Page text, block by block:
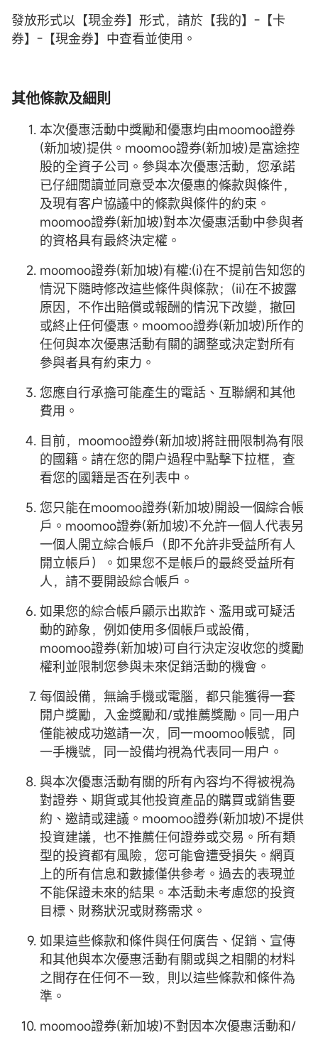
發放形式以【現金券】形式，請於【我的】-【卡
券】-【現金券】中查看並使用。
其他條款及細則
本次優惠活動中獎勵和優惠均由moomoo證券
(新加坡)提供。moomoo證券(新加坡)是富途控
股的全資子公司。參與本次優惠活動，您承諾
已仔細閲讀並同意受本次優惠的條款與條件，
及現有客户協議中的條款與條件的約束。
moomoo證券(新加坡)對本次優惠活動中參與者
的資格具有最終決定權。
moomoo證券(新加坡)有權:(i)在不提前告知您的
情況下隨時修改這些條件與條款；(ii)在不披露
原因，不作出賠償或報酬的情況下改變，撤回
或終止任何優惠。moomoo證券(新加坡)所作的
任何與本次優惠活動有關的調整或決定對所有
參與者具有約束力。
您應自行承擔可能產生的電話、互聯網和其他
費用。
目前，moomoo證券(新加坡)將註冊限制為有限
的國籍。請在您的開户過程中點擊下拉框，查
看您的國籍是否在列表中。
您只能在moomoo證券(新加坡)開設一個綜合帳
戶。moomoo證券(新加坡)不允許一個人代表另
一個人開立綜合帳戶（即不允許非受益所有人
開立帳戶）。如果您不是帳戶的最終受益所有
人，請不要開設綜合帳戶。
如果您的綜合帳戶顯示出欺詐、濫用或可疑活
動的跡象，例如使用多個帳戶或設備，
moomoo證券(新加坡)可自行決定沒收您的獎勵
權利並限制您參與未來促銷活動的機會。
每個設備，無論手機或電腦，都只能獲得一套
開户獎勵，入金獎勵和/或推薦獎勵。同一用户
僅能被成功邀請一次，同一moomoo帳號，同
一手機號，同一設備均視為代表同一用户。
與本次優惠活動有關的所有內容均不得被視為
對證券、期貨或其他投資產品的購買或銷售要
約、邀請或建議。moomoo證券(新加坡)不提供
投資建議，也不推薦任何證券或交易。所有類
型的投資都有風險，您可能會遭受損失。網頁
上的所有信息和數據僅供參考。過去的表現並
不能保證未來的結果。本活動未考慮您的投資
目標、財務狀況或財務需求。
如果這些條款和條件與任何廣告、促銷、宣傳
和其他與本次優惠活動有關或與之相關的材料
之間存在任何不一致，則以這些條款和條件為
準。
moomoo證券(新加坡)不對因本次優惠活動和/